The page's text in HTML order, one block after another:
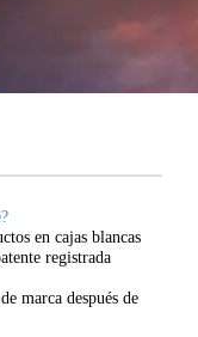
en cajas blancas
registrada
marca después de